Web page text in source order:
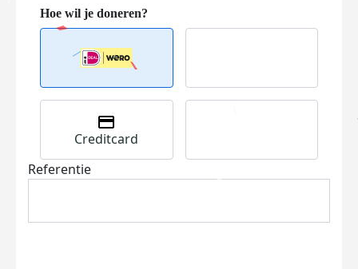
Creditcard
Referentie